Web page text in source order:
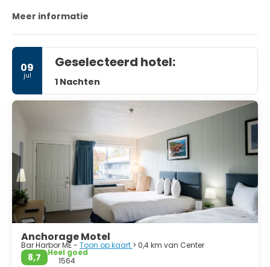
Acadia National Park terwijl u over de 43 kilometer lange
Loop Road rijdt.
Meer informatie
09
jul
Geselecteerd hotel:
1 Nachten
Anchorage Motel
Bar Harbor ME - Toon op kaart > 0,4 km van Center
8,7
Heel goed
1564